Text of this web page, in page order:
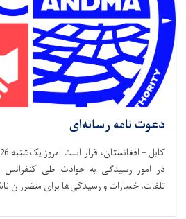
دعوت نامه رسانه‌ای
در امور رسیدگی به حوادث طی کنفرانس
تلفات، خسارات و رسیدگی‌ها برای متضرران